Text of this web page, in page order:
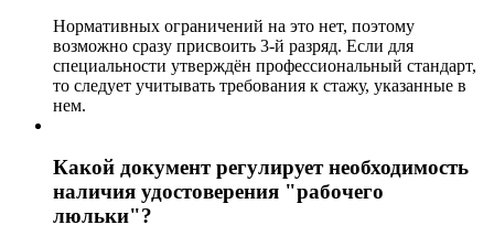
Нормативных ограничений на это нет, поэтому
возможно сразу присвоить 3-й разряд. Если для
специальности утверждён профессиональный стандарт,
то следует учитывать требования к стажу, указанные в
нем.
Какой документ регулирует необходимость
наличия удостоверения "рабочего
люльки"?